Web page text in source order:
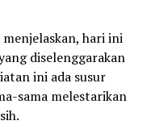
hari ini
diselenggarakan
ini ada susur
sama melestarikan